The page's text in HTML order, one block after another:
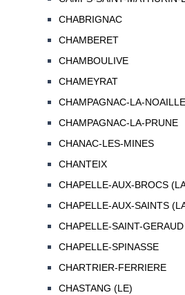
CHABRIGNAC
CHAMBERET
CHAMBOULIVE
CHAMEYRAT
CHAMPAGNAC-LA-NOAILLE
CHAMPAGNAC-LA-PRUNE
CHANAC-LES-MINES
CHANTEIX
CHAPELLE-AUX-BROCS
CHAPELLE-AUX-SAINTS
CHAPELLE-SAINT-
CHAPELLE-SPINASSE
CHARTRIER-FERRIERE
CHASTANG (LE)